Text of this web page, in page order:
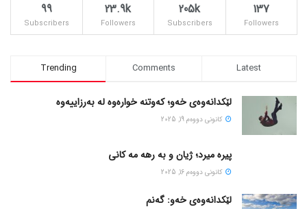
137
Followers
205k
Subscribers
23.9k
Followers
99
Subscribers
Trending Comments Latest
لێکدانەوەی خەو؛ کەوتنە خوارەوە لە بەرزاییەوە
كانونی دووه‌م 19, 2025
پیره میرد؛ ژیان و به رهه مه کانی
كانونی دووه‌م 16, 2025
لێکدانەوەی خەو: گەنم